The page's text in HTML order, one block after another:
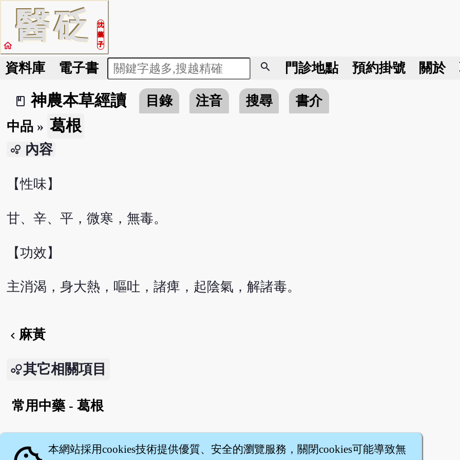
醫砭
沈
藥
子
home
資料庫 電子書 search 門診地點 預約掛號 關於
book_2
神農本草經讀 目錄 注音 搜尋
書介
中品» 葛根
bubble_chart 內容
【性味】
甘、辛、平，微寒，無毒。
【功效】
主消渴，身大熱，嘔吐，諸痺，起陰氣，解諸毒。
chevron_left 麻黃
其它相關項目
常用中藥 - 葛根
English version
本網站採用cookies技術提供優質、安全的瀏覽服務，關閉cookies可能導致無